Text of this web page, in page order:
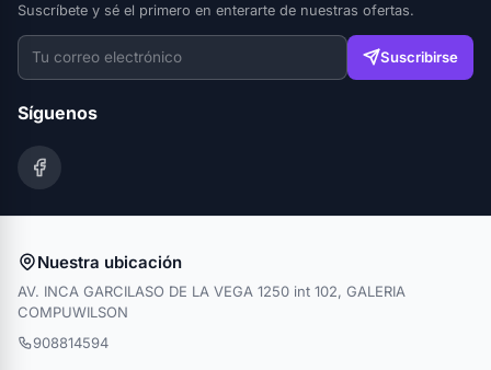
Suscríbete y sé el primero en enterarte de nuestras ofertas.
Suscribirse
Síguenos
Nuestra ubicación
AV. INCA GARCILASO DE LA VEGA 1250 int 102, GALERIA
COMPUWILSON
908814594